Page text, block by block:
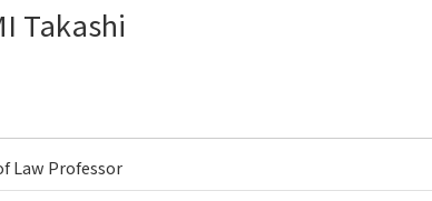
Takashi
Law Professor